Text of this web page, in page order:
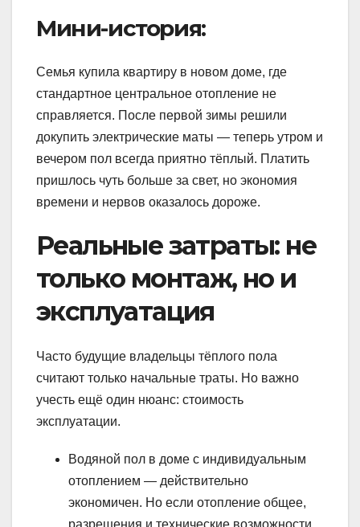
Мини-история:
Семья купила квартиру в новом доме, где
стандартное центральное отопление не
справляется. После первой зимы решили
докупить электрические маты — теперь утром и
вечером пол всегда приятно тёплый. Платить
пришлось чуть больше за свет, но экономия
времени и нервов оказалось дороже.
Реальные затраты: не
только монтаж, но и
эксплуатация
Часто будущие владельцы тёплого пола
считают только начальные траты. Но важно
учесть ещё один нюанс: стоимость
эксплуатации.
Водяной пол в доме с индивидуальным
отоплением — действительно
экономичен. Но если отопление общее,
разрешения и технические возможности